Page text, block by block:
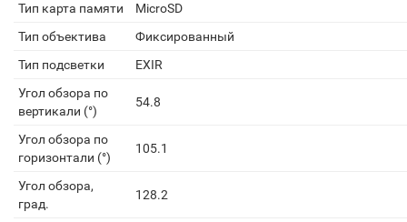
Тип карта памяти
MicroSD
Тип объектива
Фиксированный
Тип подсветки
EXIR
Угол обзора по
вертикали (°)
54.8
Угол обзора по
горизонтали (°)
105.1
Угол обзора,
град.
128.2